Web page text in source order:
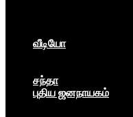
வீடியோ
சந்தா
புதிய ஜனநாயகம்